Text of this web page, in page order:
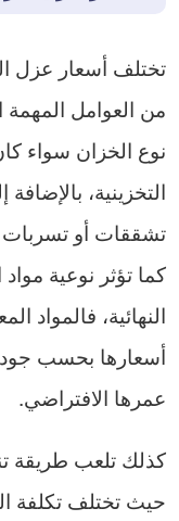
تختلف أسعار عزل
من العوامل المهمة
نوع الخزان سواء
التخزينية،
تشققات أو تسربات
كما تؤثر نوعية
النهائية، فالمواد
أسعارها بحسب
عمرها الافتراضي.
كذلك تلعب طريقة
حيث تختلف تكلفة